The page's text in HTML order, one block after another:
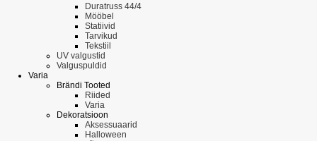
Duratruss 44/4
Mööbel
Statiivid
Tarvikud
Tekstiil
UV valgustid
Valguspuldid
Varia
Brändi Tooted
Riided
Varia
Dekoratsioon
Aksessuaarid
Halloween